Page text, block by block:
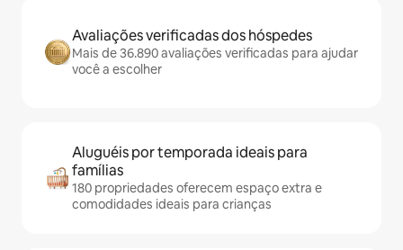
Avaliações verificadas dos hóspedes
Mais de 36.890 avaliações verificadas para ajudar
você a escolher
Aluguéis por temporada ideais para
famílias
180 propriedades oferecem espaço extra e
comodidades ideais para crianças